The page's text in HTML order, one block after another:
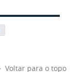
Voltar para o topo